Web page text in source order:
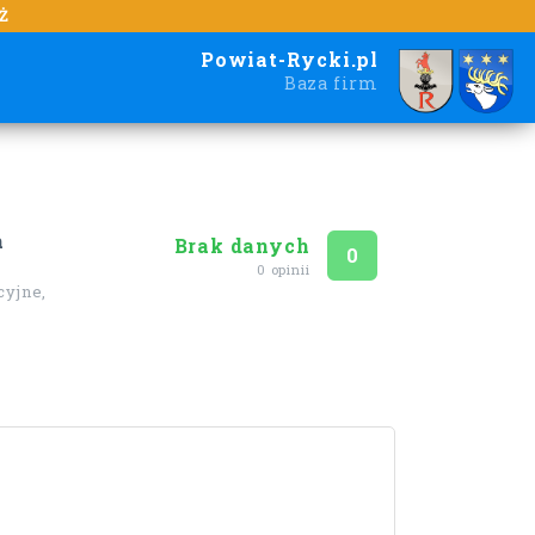
Powiat-Rycki.pl
Baza firm
Brak danych
0 opinii
Ocena
0